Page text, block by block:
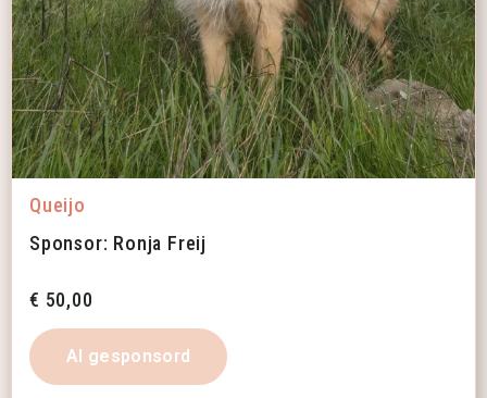
Queijo
Sponsor: Ronja Freij
€ 50,00
Al gesponsord